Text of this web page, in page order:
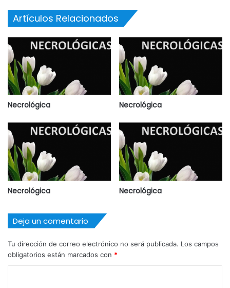
Artículos Relacionados
Necrológica Necrológica
Necrológica Necrológica
Deja un comentario
Tu dirección de correo electrónico no será publicada. Los campos
obligatorios están marcados con *